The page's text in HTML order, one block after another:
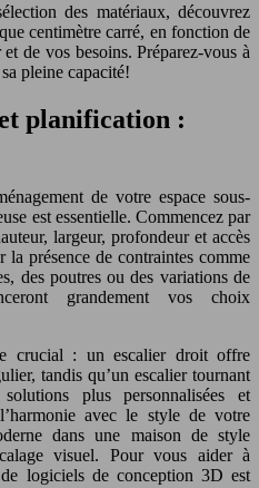
des matériaux, découvrez
centimètre carré, en fonction de
de vos besoins. Préparez-vous à
pleine capacité!
et planification :
de votre espace sous-
est essentielle. Commencez par
largeur, profondeur et accès
la présence de contraintes comme
des poutres ou des variations de
grandement vos choix
crucial : un escalier droit offre
tandis qu’un escalier tournant
plus personnalisées et
avec le style de votre
dans une maison de style
visuel. Pour vous aider à
logiciels de conception 3D est